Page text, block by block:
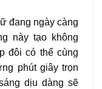
đang ngày càng
này tạo không
đôi có thể cùng
phút giây trọn
dịu dàng sẽ